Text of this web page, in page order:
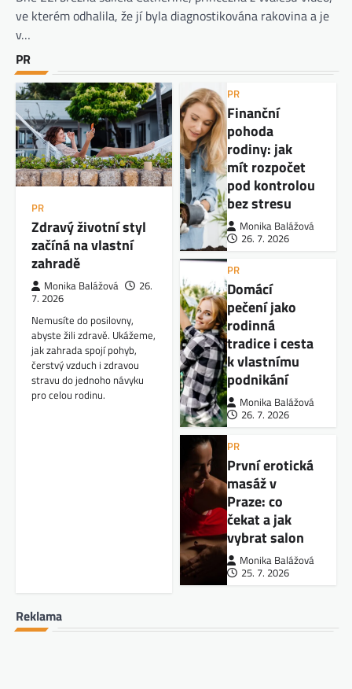
ve kterém odhalila, že jí byla diagnostikována rakovina a je
v…
PR
PR
Zdravý životní styl
začíná na vlastní
zahradě
Monika Balážová
26.
7. 2026
Nemusíte do posilovny,
abyste žili zdravě. Ukážeme,
jak zahrada spojí pohyb,
čerstvý vzduch i zdravou
stravu do jednoho návyku
pro celou rodinu.
PR
Finanční
pohoda
rodiny: jak
mít rozpočet
pod kontrolou
bez stresu
Monika Balážová
26. 7. 2026
PR
Domácí
pečení jako
rodinná
tradice i cesta
k vlastnímu
podnikání
Monika Balážová
26. 7. 2026
PR
První erotická
masáž v
Praze: co
čekat a jak
vybrat salon
Monika Balážová
25. 7. 2026
Reklama